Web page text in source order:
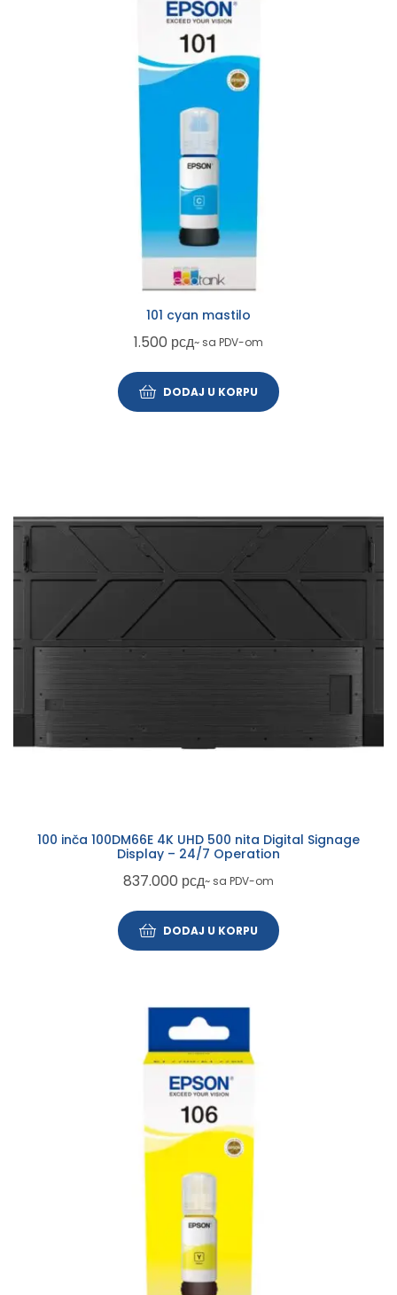
101 cyan mastilo
1.500 рсд~ sa PDV-om
DODAJ U KORPU
100 inča 100DM66E 4K UHD 500 nita Digital Signage
Display – 24/7 Operation
837.000 рсд~ sa PDV-om
DODAJ U KORPU